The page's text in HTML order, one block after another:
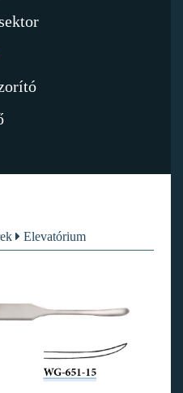
Elevatórium